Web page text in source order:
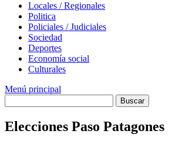
Locales / Regionales
Politica
Policiales / Judiciales
Sociedad
Deportes
Economía social
Culturales
Menú principal
Elecciones Paso Patagones